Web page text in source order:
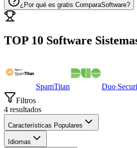
¿Por qué es gratis ComparaSoftware?
TOP 10 Software
SpamTitan Duo
Filtros
4 resultados
Características Populares
Idiomas